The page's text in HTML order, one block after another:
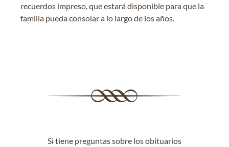
recuerdos impreso, que estará disponible para que la
familia pueda consolar a lo largo de los años.
Si tiene preguntas sobre los obituarios